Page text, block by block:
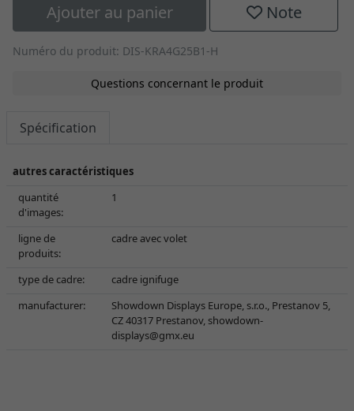
Ajouter au panier Note
Numéro du produit: DIS-KRA4G25B1-H
Questions concernant le produit
Spécification
autres caractéristiques
quantité
d'images:
1
ligne de
produits:
cadre avec volet
type de cadre:
cadre ignifuge
manufacturer:
Showdown Displays Europe, s.r.o., Prestanov 5,
CZ 40317 Prestanov,showdown-
displays@gmx.eu